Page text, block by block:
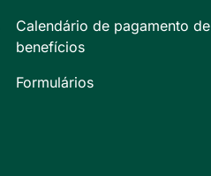
Calendário de pagamento de
benefícios
Formulários